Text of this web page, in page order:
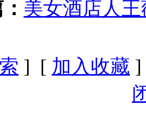
美女酒店人
] [ 加入收藏